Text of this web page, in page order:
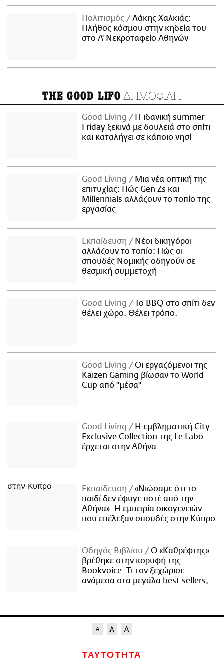
Πολιτισμός
Λάκης Χαλκιάς:
Πλήθος κόσμου στην κηδεία του
στο Α' Νεκροταφείο Αθηνών
THE GOOD LIFO ΔΗΜΟΦΙΛΗ
Good Living
Η ιδανική summer
Friday ξεκινά με δουλειά στο σπίτι
και καταλήγει σε κάποιο νησί
Good Living
Μια νέα οπτική της
επιτυχίας: Πώς Gen Zs και
Millennials αλλάζουν το τοπίο της
εργασίας
Εκπαίδευση
Νέοι δικηγόροι
αλλάζουν το τοπίο: Πώς οι
σπουδές Νομικής οδηγούν σε
θεσμική συμμετοχή
Good Living
Το BBQ στο σπίτι δεν
θέλει χώρο. Θέλει τρόπο.
Good Living
Οι εργαζόμενοι της
Kaizen Gaming βίωσαν το World
Cup από "μέσα"
Good Living
Η εμβληματική City
Exclusive Collection της Le Labo
έρχεται στην Αθήνα
Εκπαίδευση
«Νιώσαμε ότι το
παιδί δεν έφυγε ποτέ από την
Αθήνα»: Η εμπειρία οικογενειών
που επέλεξαν σπουδές στην Κύπρο
Οδηγός Βιβλίου
Ο «Καθρέφτης»
βρέθηκε στην κορυφή της
Bookvoice. Τι τον ξεχώρισε
ανάμεσα στα μεγάλα best sellers;
ΤΑΥΤΟΤΗΤΑ